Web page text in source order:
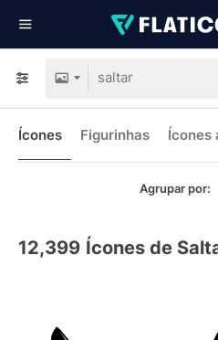
Ícones Figurinhas Ícones
Agrupar por:
12,399 Ícones de